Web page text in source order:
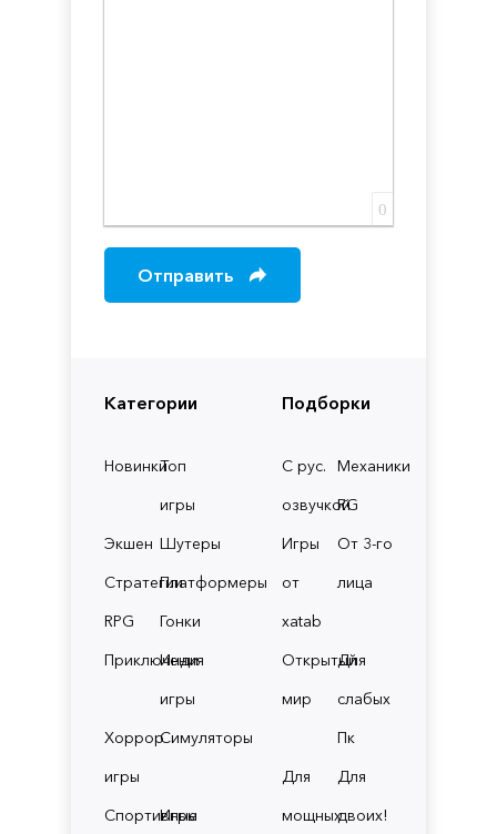
Категории
НовинкиТоп
игры
Экшен Шутеры
СтратегииПлатформеры
RPG
Гонки
Приключения
Инди
игры
Хоррор
игры
Симуляторы
Спортивные
Игры
Подборки
С рус.
озвучкой
Механики
RG
Игры
от
xatab
От 3-го
лица
Открытый
мир
Для
слабых
Пк
Для
мощных
Для
двоих!
0
Отправить